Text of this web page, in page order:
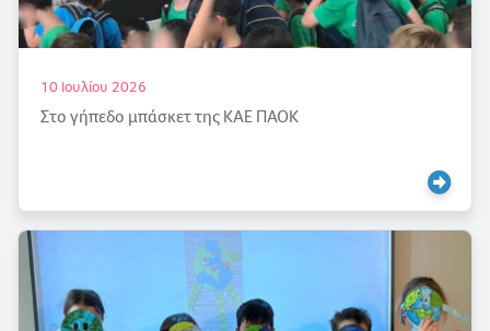
10 Ιουλίου 2026
Στο γήπεδο μπάσκετ της ΚΑΕ ΠΑΟΚ